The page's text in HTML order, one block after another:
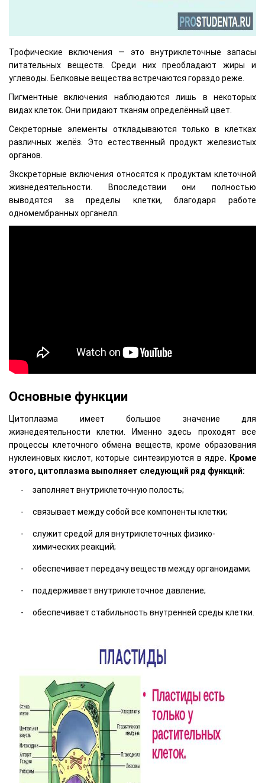
Трофические включения — это внутриклеточные запасы
питательных веществ. Среди них преобладают жиры и
углеводы. Белковые вещества встречаются гораздо реже.
Пигментные включения наблюдаются лишь в некоторых
видах клеток. Они придают тканям определённый цвет.
Секреторные элементы откладываются только в клетках
различных желёз. Это естественный продукт железистых
органов.
Экскреторные включения относятся к продуктам клеточной
жизнедеятельности. Впоследствии они полностью
выводятся за пределы клетки, благодаря работе
одномембранных органелл.
Основные функции
Цитоплазма имеет большое значение для
жизнедеятельности клетки. Именно здесь проходят все
процессы клеточного обмена веществ, кроме образования
нуклеиновых кислот, которые синтезируются в ядре. Кроме
этого, цитоплазма выполняет следующий ряд функций:
заполняет внутриклеточную полость;
связывает между собой все компоненты клетки;
служит средой для внутриклеточных физико-
химических реакций;
обеспечивает передачу веществ между органоидами;
поддерживает внутриклеточное давление;
обеспечивает стабильность внутренней среды клетки.